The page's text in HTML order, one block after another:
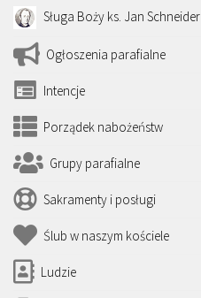
Sługa Boży ks. Jan Schneider
Ogłoszenia parafialne
Intencje
Porządek nabożeństw
Grupy parafialne
Sakramenty i posługi
Ślub w naszym kościele
Ludzie